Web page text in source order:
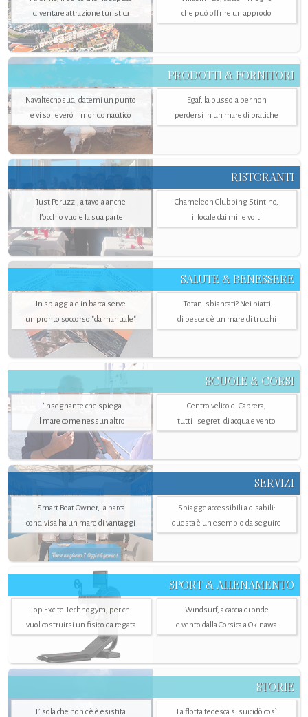
diventare attrazione turistica
che può offrire un approdo
PRODOTTI & FORNITORI
Navaltecnosud, datemi un punto
e vi solleverò il mondo nautico
Egaf, la bussola per non
perdersi in un mare di pratiche
RISTORANTI
Just Peruzzi, a tavola anche
l’occhio vuole la sua parte
Chameleon Clubbing Stintino,
il locale dai mille volti
SALUTE & BENESSERE
In spiaggia e in barca serve
un pronto soccorso "da manuale"
Totani sbiancati? Nei piatti
di pesce c'è un mare di trucchi
SCUOLE & CORSI
L'insegnante che spiega
il mare come nessun altro
Centro velico di Caprera,
tutti i segreti di acqua e vento
SERVIZI
Smart Boat Owner, la barca
condivisa ha un mare di vantaggi
Spiagge accessibili a disabili:
questa è un esempio da seguire
SPORT & ALLENAMENTO
Top Excite Technogym, per chi
vuol costruirsi un fisico da regata
Windsurf, a caccia di onde
e vento dalla Corsica a Okinawa
STORIE
L’isola che non c'è è esistita
La flotta tedesca si suicidò così